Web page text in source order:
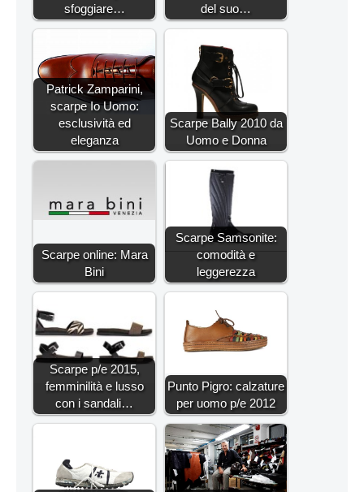
sfoggiare…
del suo…
Patrick Zamparini,
scarpe Io Uomo:
esclusività ed
eleganza
Scarpe Bally 2010 da
Uomo e Donna
Scarpe online: Mara
Bini
Scarpe Samsonite:
comodità e
leggerezza
Scarpe p/e 2015,
femminilità e lusso
con i sandali…
Punto Pigro: calzature
per uomo p/e 2012